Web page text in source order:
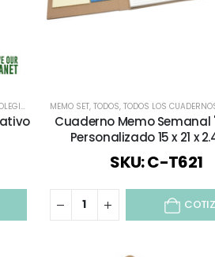
ESCRITORIO ,MEMO SET, TODOS ,TODOS LOS
MEMO SET,TODOS,TODOS LOS
Cuaderno Memo Semanal
Personalizado 15 x 21 x
SKU: C-T621